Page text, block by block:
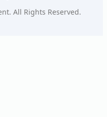
All Rights Reserved.